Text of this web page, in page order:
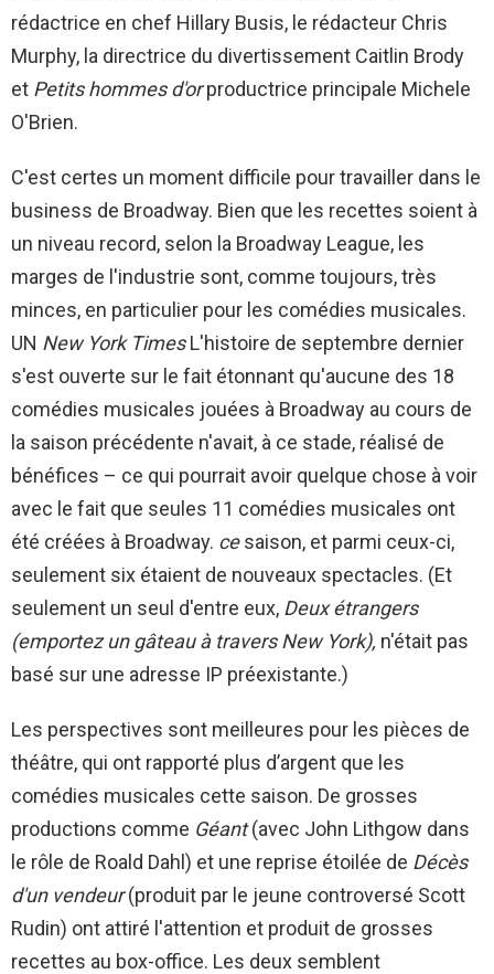
rédactrice en chef Hillary Busis, le rédacteur Chris
Murphy, la directrice du divertissement Caitlin Brody
et Petits hommes d'orproductrice principale Michele
O'Brien.
C'est certes un moment difficile pour travailler dans le
business de Broadway. Bien que les recettes soient à
un niveau record, selon la Broadway League, les
marges de l'industrie sont, comme toujours, très
minces, en particulier pour les comédies musicales.
UN New York TimesL'histoire de septembre dernier
s'est ouverte sur le fait étonnant qu'aucune des 18
comédies musicales jouées à Broadway au cours de
la saison précédente n'avait, à ce stade, réalisé de
bénéfices – ce qui pourrait avoir quelque chose à voir
avec le fait que seules 11 comédies musicales ont
été créées à Broadway. cesaison, et parmi ceux-ci,
seulement six étaient de nouveaux spectacles. (Et
seulement un seul d'entre eux, Deux étrangers
(emportez un gâteau à travers New York), n'était pas
basé sur une adresse IP préexistante.)
Les perspectives sont meilleures pour les pièces de
théâtre, qui ont rapporté plus d’argent que les
comédies musicales cette saison. De grosses
productions comme Géant(avec John Lithgow dans
le rôle de Roald Dahl) et une reprise étoilée de Décès
d'un vendeur(produit par le jeune controversé Scott
Rudin) ont attiré l'attention et produit de grosses
recettes au box-office. Les deux semblent